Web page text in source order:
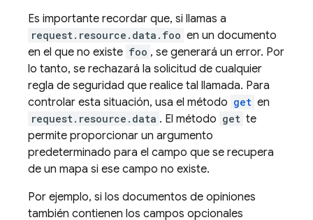
Es importante recordar que, si llamas a
request.resource.data.foo en un documento
en el que no existe foo , se generará un error. Por
lo tanto, se rechazará la solicitud de cualquier
regla de seguridad que realice tal llamada. Para
controlar esta situación, usa el método get en
request.resource.data . El método get te
permite proporcionar un argumento
predeterminado para el campo que se recupera
de un mapa si ese campo no existe.
Por ejemplo, si los documentos de opiniones
también contienen los campos opcionales